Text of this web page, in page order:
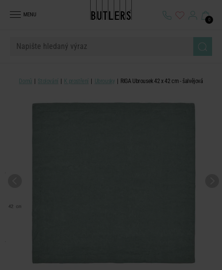
MENU
0
Domů Stolování K prostření Ubrousky RIGA Ubrousek 42 x 42 cm - šalvějová